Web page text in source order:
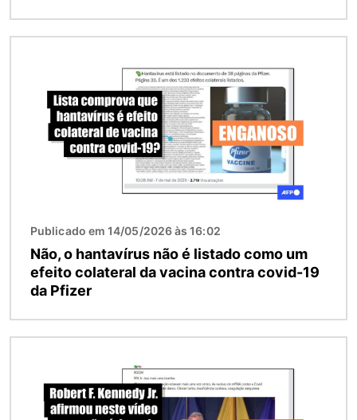
Publicado em 14/05/2026 às 16:02
Não, o hantavírus não é listado como um
efeito colateral da vacina contra covid-19
da Pfizer